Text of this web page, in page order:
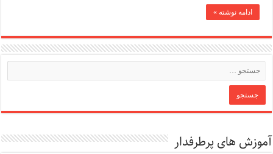
ادامه نوشته »
آموزش های پرطرفدار